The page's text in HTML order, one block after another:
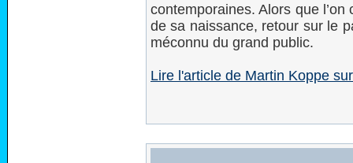
contemporaines. Alors que
de sa naissance, retour sur le
méconnu du grand public.
Lire l'article de Martin Koppe